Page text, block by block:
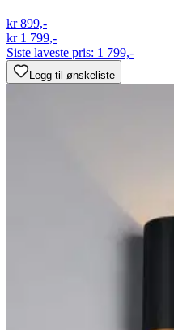
kr 899,-
kr 1 799,-
Siste laveste pris: 1 799,-
Legg til ønskeliste